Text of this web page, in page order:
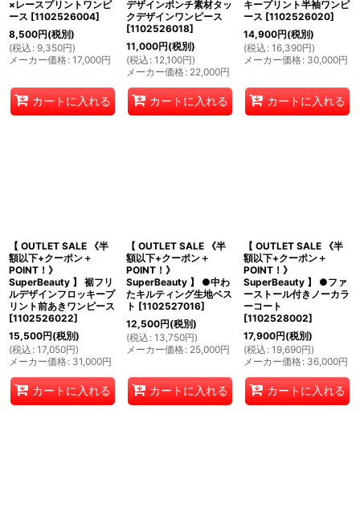
×レースプリントワンピ
ース [1102526004]
8,500円(税別)
(税込 : 9,350円)
メーカー価格: 17,000円
カートに入れる
デザインポンチ素材タッ
クデザインワンピース
[1102526018]
11,000円(税別)
(税込 : 12,100円)
メーカー価格: 22,000円
カートに入れる
キープリント半袖ワンピ
ース [1102526020]
14,900円(税別)
(税込 : 16,390円)
メーカー価格: 30,000円
カートに入れる
【 OUTLET SALE 《半
額以下+クーポン＋
POINT！》
SuperBeauty 】 裾フリ
ルデザインフロッキープ
リント前あきワンピース
[1102526022]
15,500円(税別)
(税込 : 17,050円)
メーカー価格: 31,000円
カートに入れる
【 OUTLET SALE 《半
額以下+クーポン＋
POINT！》
SuperBeauty 】 ●中わ
たキルティング生地ベス
ト [1102527016]
12,500円(税別)
(税込 : 13,750円)
メーカー価格: 25,000円
カートに入れる
【 OUTLET SALE 《半
額以下+クーポン＋
POINT！》
SuperBeauty 】 ●ファ
ーストール付きノーカラ
ーコート
[1102528002]
17,900円(税別)
(税込 : 19,690円)
メーカー価格: 36,000円
カートに入れる